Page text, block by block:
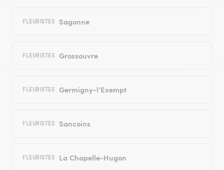
FLEURISTES Sagonne
FLEURISTES Grossouvre
FLEURISTES Germigny-l’Exempt
FLEURISTES Sancoins
FLEURISTES La Chapelle-Hugon